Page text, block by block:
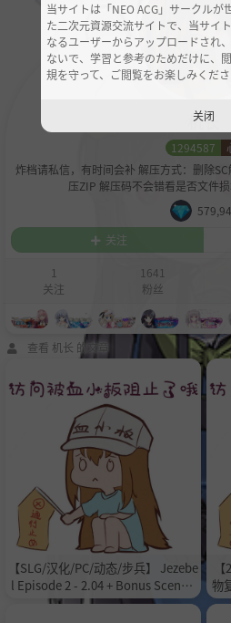
机长
1294587
炸档请私信，有时间会补 解压方式：删除
压ZIP 解压码不会错看是否文件
关注
1
关注
1641
粉丝
查看 机长 的文章
【SLG/汉化/PC/动态/步兵】 Jezebe
l Episode 2 - 2.04 + Bonus Scene #
2 画廊解锁 【3.46G】
物
当サイトは「NEO ACG」サークルが
た二次元資源交流サイトで、当サイ
なるユーザーからアップロードされ
ないで、学習と参考のためだけに、
規を守って、ご閲覧をお楽しみくだ
关闭